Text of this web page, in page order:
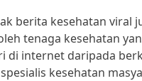
berita kesehatan viral
tenaga kesehatan
di internet daripada
kesehatan